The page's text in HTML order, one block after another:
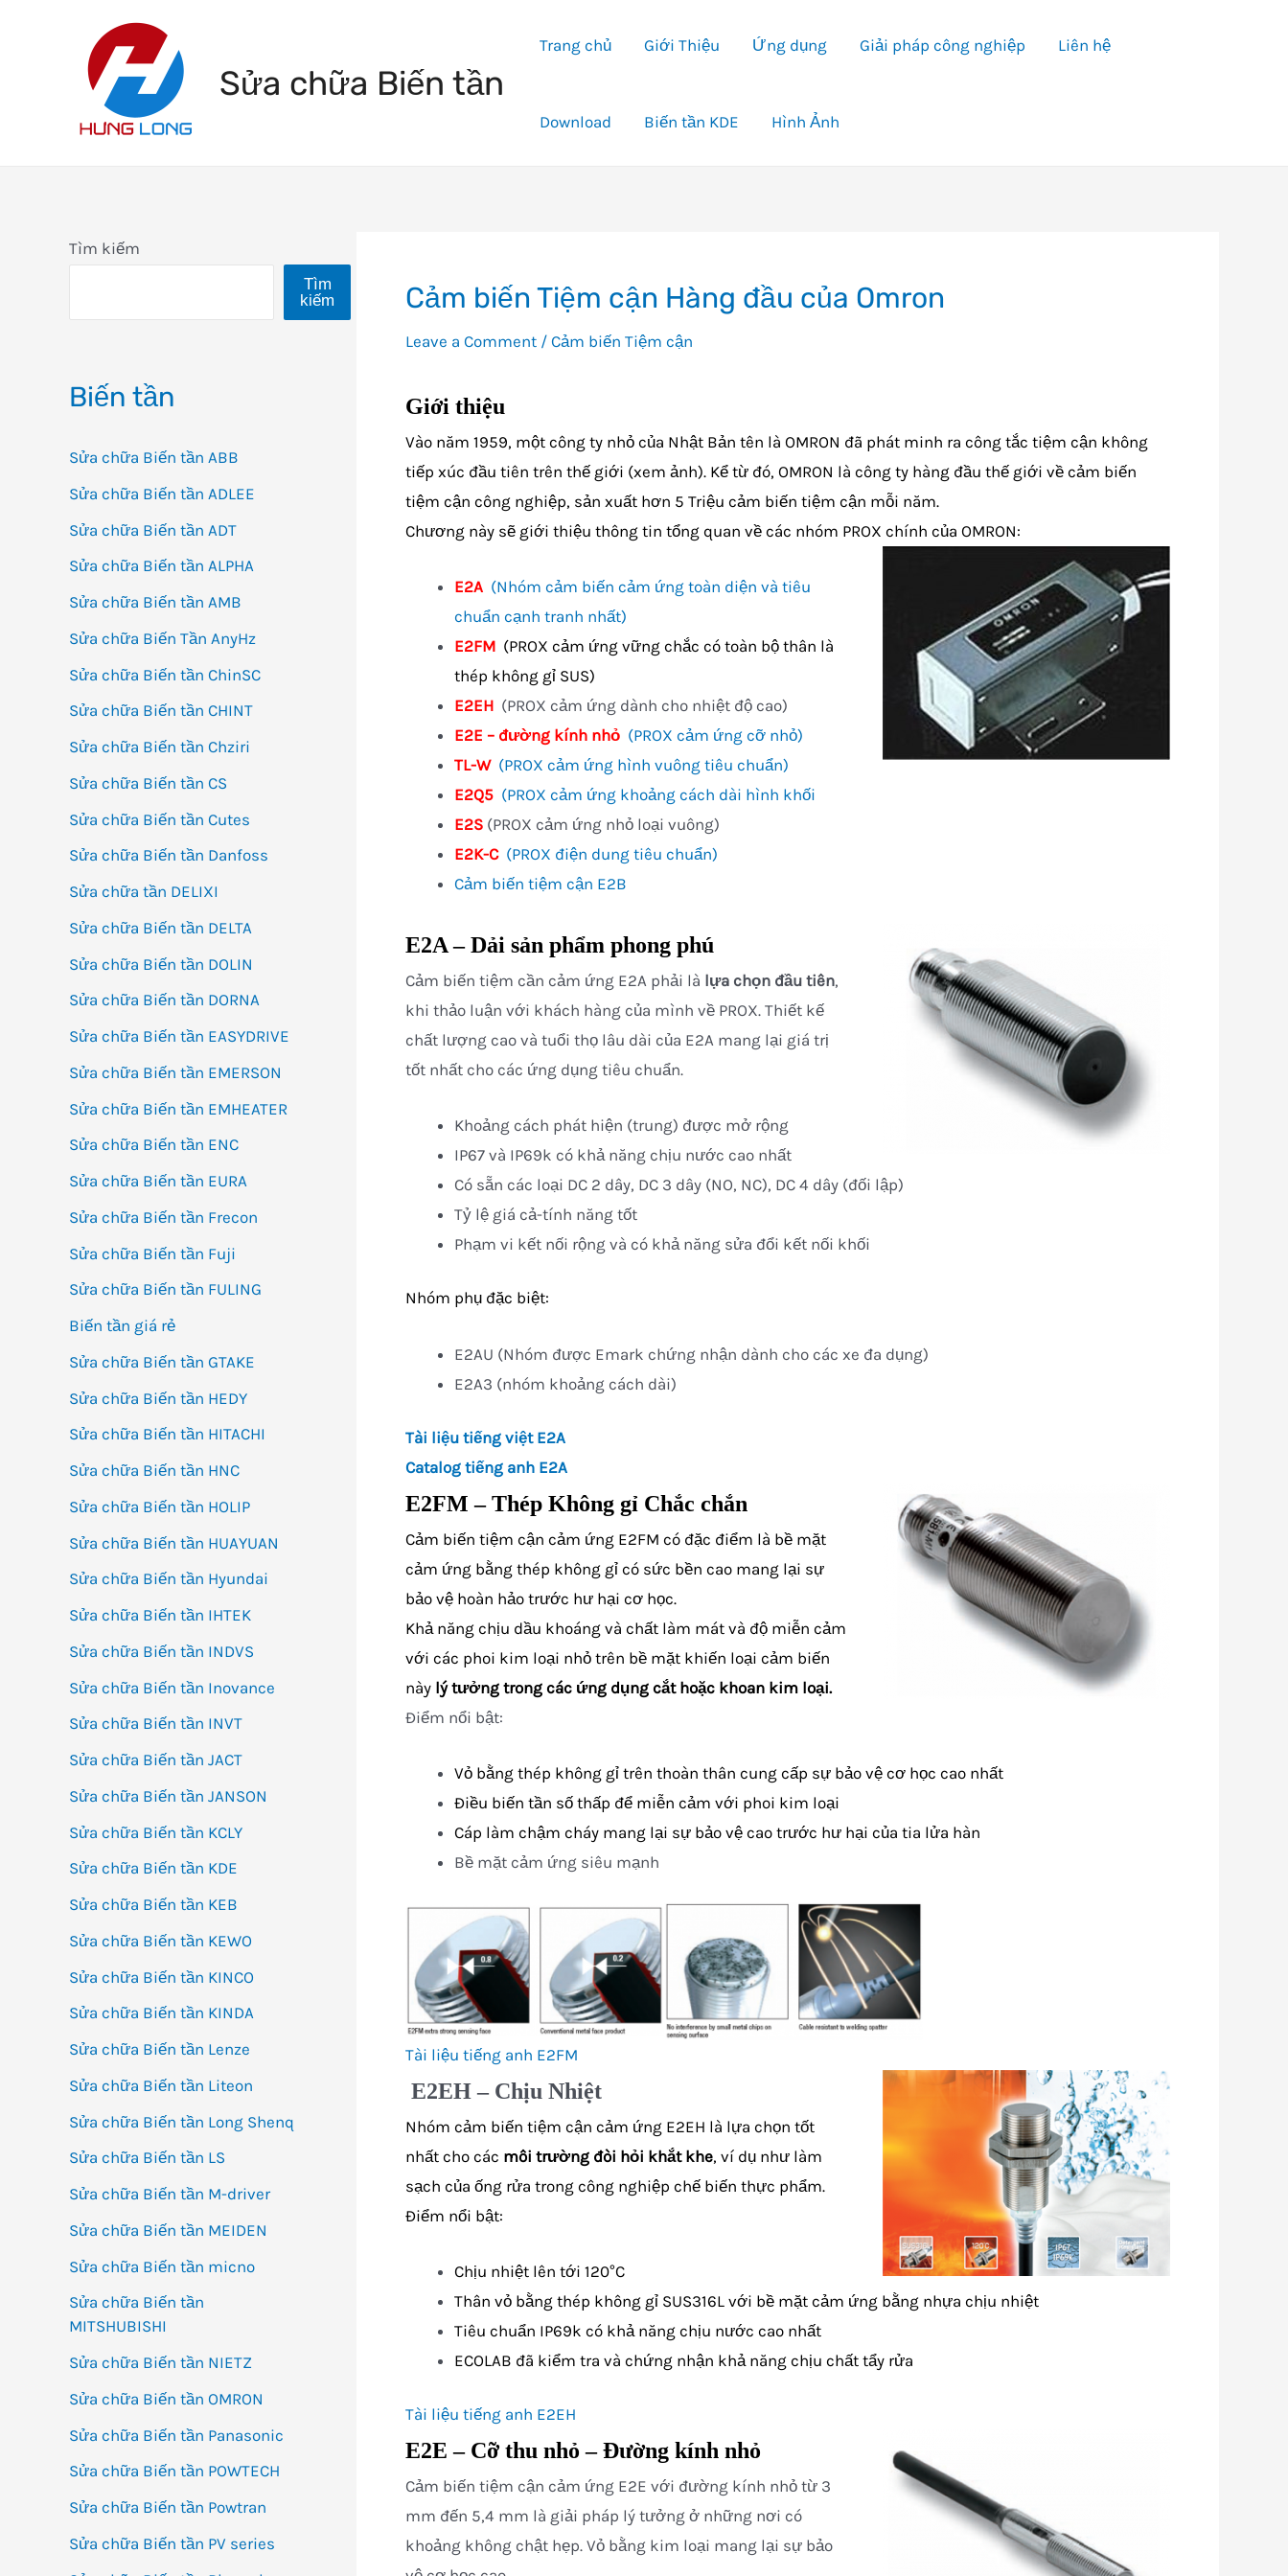
Sửa chữa Biến tần
Trang chủ Giới Thiệu Ứng dụng Giải pháp công nghiệp Liên hệ
Download Biến tần KDE Hình Ảnh
Tìm kiếm
Tìm
kiếm
Biến tần
Sửa chữa Biến tần ABB
Sửa chữa Biến tần ADLEE
Sửa chữa Biến tần ADT
Sửa chữa Biến tần ALPHA
Sửa chữa Biến tần AMB
Sửa chữa Biến Tần AnyHz
Sửa chữa Biến tần ChinSC
Sửa chữa Biến tần CHINT
Sửa chữa Biến tần Chziri
Sửa chữa Biến tần CS
Sửa chữa Biến tần Cutes
Sửa chữa Biến tần Danfoss
Sửa chữa tần DELIXI
Sửa chữa Biến tần DELTA
Sửa chữa Biến tần DOLIN
Sửa chữa Biến tần DORNA
Sửa chữa Biến tần EASYDRIVE
Sửa chữa Biến tần EMERSON
Sửa chữa Biến tần EMHEATER
Sửa chữa Biến tần ENC
Sửa chữa Biến tần EURA
Sửa chữa Biến tần Frecon
Sửa chữa Biến tần Fuji
Sửa chữa Biến tần FULING
Biến tần giá rẻ
Sửa chữa Biến tần GTAKE
Sửa chữa Biến tần HEDY
Sửa chữa Biến tần HITACHI
Sửa chữa Biến tần HNC
Sửa chữa Biến tần HOLIP
Sửa chữa Biến tần HUAYUAN
Sửa chữa Biến tần Hyundai
Sửa chữa Biến tần IHTEK
Sửa chữa Biến tần INDVS
Sửa chữa Biến tần Inovance
Sửa chữa Biến tần INVT
Sửa chữa Biến tần JACT
Sửa chữa Biến tần JANSON
Sửa chữa Biến tần KCLY
Sửa chữa Biến tần KDE
Sửa chữa Biến tần KEB
Sửa chữa Biến tần KEWO
Sửa chữa Biến tần KINCO
Sửa chữa Biến tần KINDA
Sửa chữa Biến tần Lenze
Sửa chữa Biến tần Liteon
Sửa chữa Biến tần Long Shenq
Sửa chữa Biến tần LS
Sửa chữa Biến tần M-driver
Sửa chữa Biến tần MEIDEN
Sửa chữa Biến tần micno
Sửa chữa Biến tần
MITSHUBISHI
Sửa chữa Biến tần NIETZ
Sửa chữa Biến tần OMRON
Sửa chữa Biến tần Panasonic
Sửa chữa Biến tần POWTECH
Sửa chữa Biến tần Powtran
Sửa chữa Biến tần PV series
Cảm biến Tiệm cận Hàng đầu của Omron
Leave a Comment / Cảm biến Tiệm cận
Giới thiệu
Vào năm 1959, một công ty nhỏ của Nhật Bản tên là OMRON đã phát minh ra công tắc tiệm cận không
tiếp xúc đầu tiên trên thế giới (xem ảnh). Kể từ đó, OMRON là công ty hàng đầu thế giới về cảm biến
tiệm cận công nghiệp, sản xuất hơn 5 Triệu cảm biến tiệm cận mỗi năm.
Chương này sẽ giới thiệu thông tin tổng quan về các nhóm PROX chính của OMRON:
E2A (Nhóm cảm biến cảm ứng toàn diện và tiêu
chuẩn cạnh tranh nhất)
E2FM (PROX cảm ứng vững chắc có toàn bộ thân là
thép không gỉ SUS)
E2EH (PROX cảm ứng dành cho nhiệt độ cao)
E2E – đường kính nhỏ (PROX cảm ứng cỡ nhỏ)
TL-W(PROX cảm ứng hình vuông tiêu chuẩn)
E2Q5 (PROX cảm ứng khoảng cách dài hình khối
E2S (PROX cảm ứng nhỏ loại vuông)
E2K-C (PROX điện dung tiêu chuẩn)
Cảm biến tiệm cận E2B
E2A – Dải sản phẩm phong phú
Cảm biến tiệm cần cảm ứng E2A phải là lựa chọn đầu tiên,
khi thảo luận với khách hàng của mình về PROX. Thiết kế
chất lượng cao và tuổi thọ lâu dài của E2A mang lại giá trị
tốt nhất cho các ứng dụng tiêu chuẩn.
Khoảng cách phát hiện (trung) được mở rộng
IP67 và IP69k có khả năng chịu nước cao nhất
Có sẵn các loại DC 2 dây, DC 3 dây (NO, NC), DC 4 dây (đối lập)
Tỷ lệ giá cả-tính năng tốt
Phạm vi kết nối rộng và có khả năng sửa đổi kết nối khối
Nhóm phụ đặc biệt:
E2AU (Nhóm được Emark chứng nhận dành cho các xe đa dụng)
E2A3 (nhóm khoảng cách dài)
Tài liệu tiếng việt E2A
Catalog tiếng anh E2A
E2FM – Thép Không gỉ Chắc chắn
Cảm biến tiệm cận cảm ứng E2FM có đặc điểm là bề mặt
cảm ứng bằng thép không gỉ có sức bền cao mang lại sự
bảo vệ hoàn hảo trước hư hại cơ học.
Khả năng chịu dầu khoáng và chất làm mát và độ miễn cảm
với các phoi kim loại nhỏ trên bề mặt khiến loại cảm biến
này lý tưởng trong các ứng dụng cắt hoặc khoan kim loại.
Điểm nổi bật:
Vỏ bằng thép không gỉ trên thoàn thân cung cấp sự bảo vệ cơ học cao nhất
Điều biến tần số thấp để miễn cảm với phoi kim loại
Cáp làm chậm cháy mang lại sự bảo vệ cao trước hư hại của tia lửa hàn
Bề mặt cảm ứng siêu mạnh
Tài liệu tiếng anh E2FM
E2EH – Chịu Nhiệt
Nhóm cảm biến tiệm cận cảm ứng E2EH là lựa chọn tốt
nhất cho các môi trường đòi hỏi khắt khe, ví dụ như làm
sạch của ống rửa trong công nghiệp chế biến thực phẩm.
Điểm nổi bật:
Chịu nhiệt lên tới 120°C
Thân vỏ bằng thép không gỉ SUS316L với bề mặt cảm ứng bằng nhựa chịu nhiệt
Tiêu chuẩn IP69k có khả năng chịu nước cao nhất
ECOLAB đã kiểm tra và chứng nhận khả năng chịu chất tẩy rửa
Tài liệu tiếng anh E2EH
E2E – Cỡ thu nhỏ – Đường kính nhỏ
Cảm biến tiệm cận cảm ứng E2E với đường kính nhỏ từ 3
mm đến 5,4 mm là giải pháp lý tưởng ở những nơi có
khoảng không chật hẹp. Vỏ bằng kim loại mang lại sự bảo